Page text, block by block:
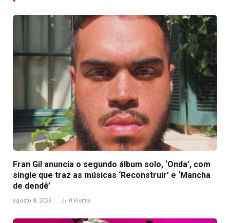
Fran Gil anuncia o segundo álbum solo, ‘Onda’, com
single que traz as músicas ‘Reconstruir’ e ‘Mancha
de dendê’
agosto 8, 2026 0 Visitas